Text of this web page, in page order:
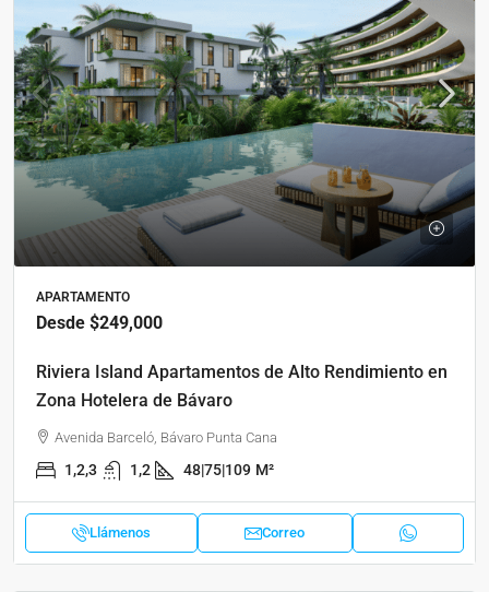
APARTAMENTO
Desde $249,000
Riviera Island Apartamentos de Alto Rendimiento en
Zona Hotelera de Bávaro
Avenida Barceló, Bávaro Punta Cana
1,2,3 1,2 48|75|109 M²
Llámenos Correo